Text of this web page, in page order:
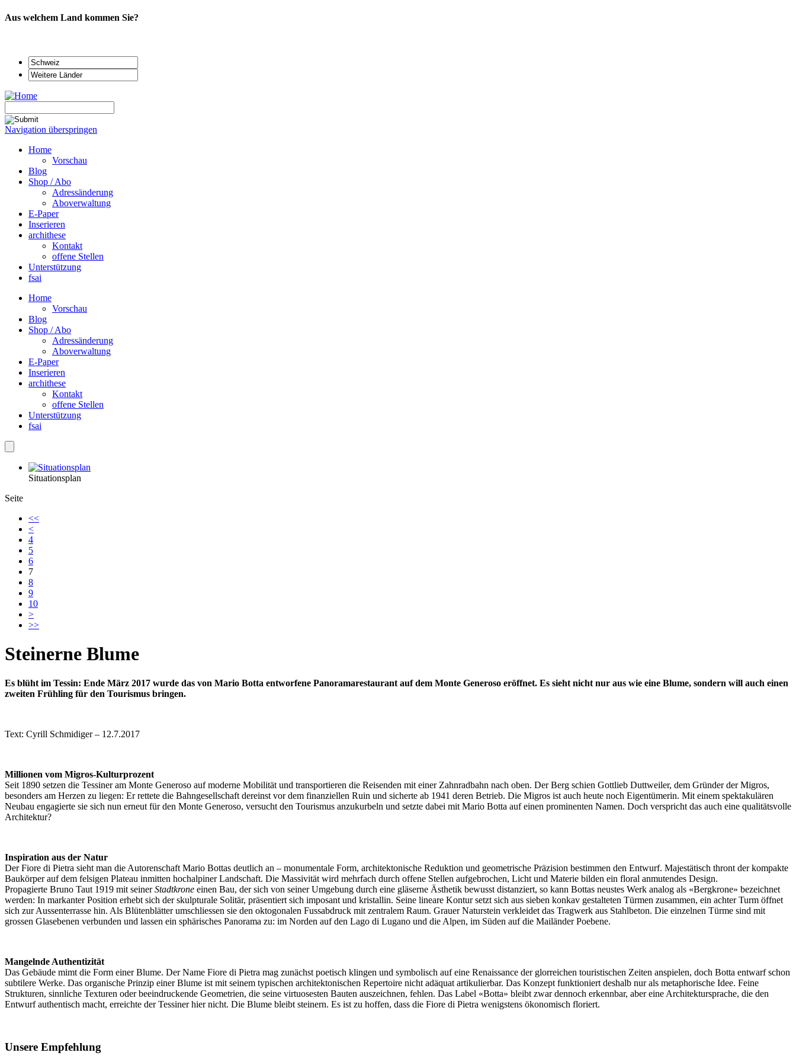
Aus welchem Land kommen Sie?
Navigation überspringen
Home
Vorschau
Blog
Shop / Abo
Adressänderung
Aboverwaltung
E-Paper
Inserieren
archithese
Kontakt
offene Stellen
Unterstützung
fsai
Home
Vorschau
Blog
Shop / Abo
Adressänderung
Aboverwaltung
E-Paper
Inserieren
archithese
Kontakt
offene Stellen
Unterstützung
fsai
Situationsplan
Seite
<<
<
4
5
6
7
8
9
10
>
>>
Steinerne Blume
Es blüht im Tessin: Ende März 2017 wurde das von Mario Botta entworfene Panoramarestaurant auf dem Monte Generoso eröffnet. Es sieht nicht nur aus wie eine Blume, sondern will auch einen
zweiten Frühling für den Tourismus bringen.
Text: Cyrill Schmidiger – 12.7.2017
Millionen vom Migros-Kulturprozent
Seit 1890 setzen die Tessiner am Monte Generoso auf moderne Mobilität und transportieren die Reisenden mit einer Zahnradbahn nach oben. Der Berg schien Gottlieb Duttweiler, dem Gründer der Migros,
besonders am Herzen zu liegen: Er rettete die Bahngesellschaft dereinst vor dem finanziellen Ruin und sicherte ab 1941 deren Betrieb. Die Migros ist auch heute noch Eigentümerin. Mit einem spektakulären
Neubau engagierte sie sich nun erneut für den Monte Generoso, versucht den Tourismus anzukurbeln und setzte dabei mit Mario Botta auf einen prominenten Namen. Doch verspricht das auch eine qualitätsvolle
Architektur?
Inspiration aus der Natur
Der Fiore di Pietra sieht man die Autorenschaft Mario Bottas deutlich an – monumentale Form, architektonische Reduktion und geometrische Präzision bestimmen den Entwurf. Majestätisch thront der kompakte
Baukörper auf dem felsigen Plateau inmitten hochalpiner Landschaft. Die Massivität wird mehrfach durch offene Stellen aufgebrochen, Licht und Materie bilden ein floral anmutendes Design.
Propagierte Bruno Taut 1919 mit seinerStadtkrone einen Bau, der sich von seiner Umgebung durch eine gläserne Ästhetik bewusst distanziert, so kann Bottas neustes Werk analog als «Bergkrone» bezeichnet
werden: In markanter Position erhebt sich der skulpturale Solitär, präsentiert sich imposant und kristallin. Seine lineare Kontur setzt sich aus sieben konkav gestalteten Türmen zusammen, ein achter Turm öffnet
sich zur Aussenterrasse hin. Als Blütenblätter umschliessen sie den oktogonalen Fussabdruck mit zentralem Raum. Grauer Naturstein verkleidet das Tragwerk aus Stahlbeton. Die einzelnen Türme sind mit
grossen Glasebenen verbunden und lassen ein sphärisches Panorama zu: im Norden auf den Lago di Lugano und die Alpen, im Süden auf die Mailänder Poebene.
Mangelnde Authentizität
Das Gebäude mimt die Form einer Blume. Der Name Fiore di Pietra mag zunächst poetisch klingen und symbolisch auf eine Renaissance der glorreichen touristischen Zeiten anspielen, doch Botta entwarf schon
subtilere Werke. Das organische Prinzip einer Blume ist mit seinem typischen architektonischen Repertoire nicht adäquat artikulierbar. Das Konzept funktioniert deshalb nur als metaphorische Idee. Feine
Strukturen, sinnliche Texturen oder beeindruckende Geometrien, die seine virtuosesten Bauten auszeichnen, fehlen. Das Label «Botta» bleibt zwar dennoch erkennbar, aber eine Architektursprache, die den
Entwurf authentisch macht, erreichte der Tessiner hier nicht. Die Blume bleibt steinern. Es ist zu hoffen, dass die Fiore di Pietra wenigstens ökonomisch floriert.
Unsere Empfehlung